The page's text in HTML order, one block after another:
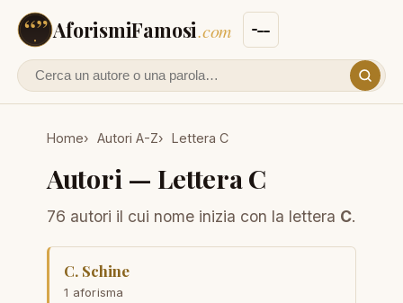
AforismiFamosi.com
Cerca un autore o un aforisma
Home Autori A-Z Lettera C
Autori — Lettera C
76 autori il cui nome inizia con la lettera C.
C. Schine
1 aforisma